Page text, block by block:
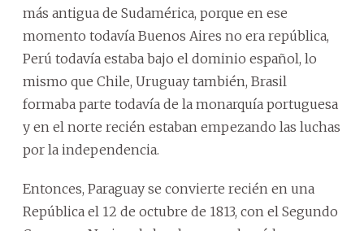
más antigua de Sudamérica, porque en ese
momento todavía Buenos Aires no era república,
Perú todavía estaba bajo el dominio español, lo
mismo que Chile, Uruguay también, Brasil
formaba parte todavía de la monarquía portuguesa
y en el norte recién estaban empezando las luchas
por la independencia.
Entonces, Paraguay se convierte recién en una
República el 12 de octubre de 1813, con el Segundo